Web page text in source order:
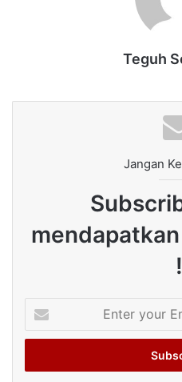
Teguh
Jangan
!
your
Email